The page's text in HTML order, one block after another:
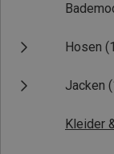
Hosen
Jacken
Kleider